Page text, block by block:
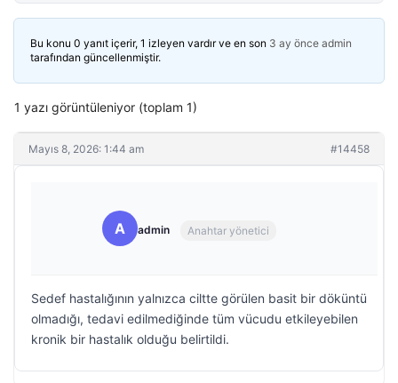
Bu konu 0 yanıt içerir, 1 izleyen vardır ve en son 3 ay önce admin
tarafından güncellenmiştir.
1 yazı görüntüleniyor (toplam 1)
Mayıs 8, 2026: 1:44 am #14458
A admin Anahtar yönetici
Sedef hastalığının yalnızca ciltte görülen basit bir döküntü
olmadığı, tedavi edilmediğinde tüm vücudu etkileyebilen
kronik bir hastalık olduğu belirtildi.